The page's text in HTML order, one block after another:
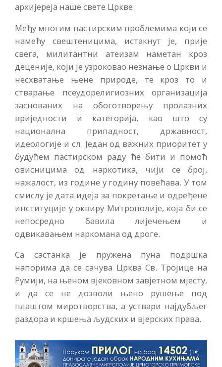
архијереја наше свете Цркве.
Међу многим пастирским проблемима који се
намећу свештеницима, истакнут је, прије
свега, милитантни атеизам наметан кроз
деценије, који је узроковао незнање о Цркви и
несхватање њене природе, те кроз то и
стварање псеудорелигиозних организација
заснованих на обоготворењу пролазних
вриједности и категорија, као што су
национална припадност, државност,
идеологије и сл. Један од важних приоритет у
будућем пастирском раду ће бити и помоћ
овисницима од наркотика, чији се број,
нажалост, из године у годину повећава. У том
смислу је дата идеја за покретање и одређене
институције у оквиру Митрополије, која би се
непосредно бавила лијечењем и
одвикавањем наркомана од дроге.
Са састанка је пружена пуна подршка
напорима да се сачува Црква Св. Тројице на
Румији, на њеном вјековном завјетном мјесту,
и да се не дозволи њено рушење под
плаштом миротворства, а уствари најдубљег
раздора и кршења људских и вјерских права.